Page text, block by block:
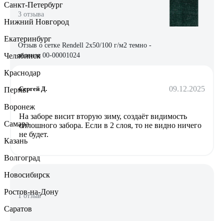
3 отзыва
Отзыв о сетке Rendell 2х50/100 г/м2 темно -
зеленая 00-00001024
Сергей Д. 09.12.2025
На заборе висит вторую зиму, создаёт видимость
сплошного забора. Если в 2 слоя, то не видно ничего
не будет.
1 отзыв
Санкт-Петербург
Нижний Новгород
Екатеринбург
Челябинск
Краснодар
Пермь
Воронеж
Самара
Казань
Волгоград
Новосибирск
Ростов-на-Дону
Саратов